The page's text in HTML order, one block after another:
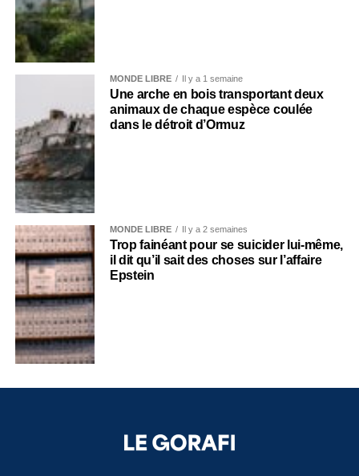
MONDE LIBRE Il y a 1 semaine
Une arche en bois transportant deux
animaux de chaque espèce coulée
dans le détroit d’Ormuz
MONDE LIBRE Il y a 2 semaines
Trop fainéant pour se suicider lui-même,
il dit qu’il sait des choses sur l’affaire
Epstein